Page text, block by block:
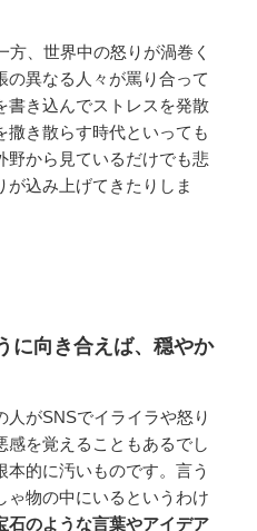
、世界中の怒りが渦巻く
の異なる人々が罵り合って
書き込んでストレスを発散
撒き散らす時代といっても
野から見ているだけでも悲
が込み上げてきたりしま
に向き合えば、穏やか
人がSNSでイライラや怒り
感を覚えることもあるでし
本的に汚いものです。言う
ゃ物の中にいるというわけ
石のような言葉やアイデア